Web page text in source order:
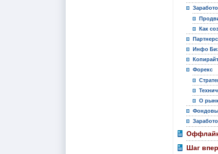
Как
Инфо
Форекс
О
Шаг